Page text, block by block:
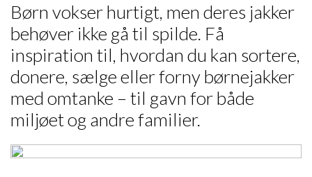
Børn vokser hurtigt, men deres jakker
behøver ikke gå til spilde. Få
inspiration til, hvordan du kan sortere,
donere, sælge eller forny børnejakker
med omtanke – til gavn for både
miljøet og andre familier.